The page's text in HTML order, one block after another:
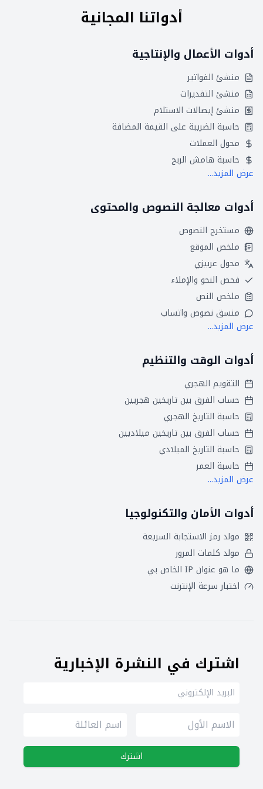
أدواتنا المجانية
أدوات الأعمال والإنتاجية
منشئ الفواتير
منشئ التقديرات
منشئ إيصالات الاستلام
حاسبة الضريبة على القيمة المضافة
محول العملات
حاسبة هامش الربح
عرض المزيد...
أدوات معالجة النصوص والمحتوى
مستخرج النصوص
ملخص الموقع
محول عربيزي
فحص النحو والإملاء
ملخص النص
منسق نصوص واتساب
عرض المزيد...
أدوات الوقت والتنظيم
التقويم الهجري
حساب الفرق بين تاريخين هجريين
حاسبة التاريخ الهجري
حساب الفرق بين تاريخين ميلاديين
حاسبة التاريخ الميلادي
حاسبة العمر
عرض المزيد...
أدوات الأمان والتكنولوجيا
مولد رمز الاستجابة السريعة
مولد كلمات المرور
ما هو عنوان IP الخاص بي
اختبار سرعة الإنترنت
اشترك في النشرة الإخبارية
اشترك